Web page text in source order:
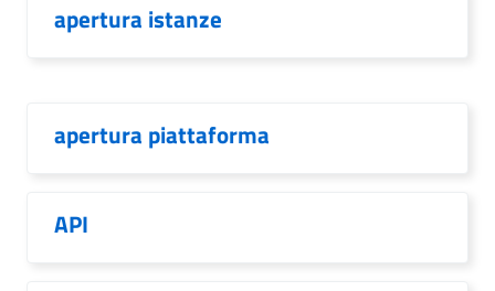
apertura istanze
apertura piattaforma
API